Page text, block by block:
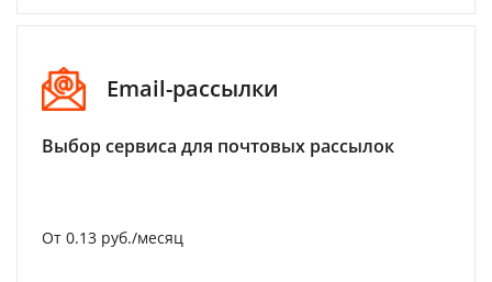
Email-рассылки
Выбор сервиса для почтовых рассылок
От 0.13 руб./месяц